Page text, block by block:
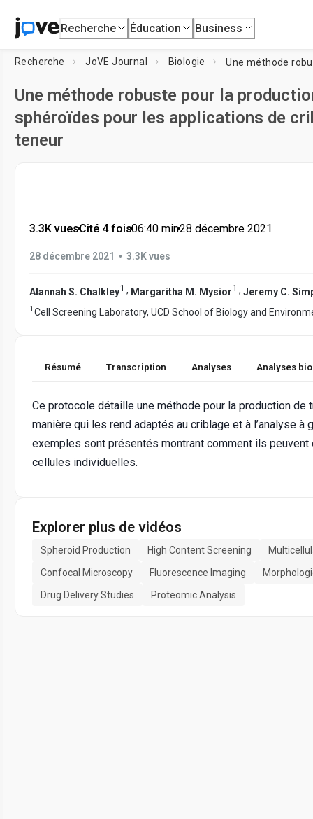
Recherche Éducation Business
Recherche JoVE Journal Biologie
Une méthode robuste pour la
sphéroïdes pour les applications de
teneur
3.3K vues•Cité 4 fois•06:40 min•28 décembre 2021
28 décembre 2021 • 3.3K vues
Alannah S. Chalkley1 , Margaritha M. Mysior1 , Jeremy C.
1 Cell Screening Laboratory, UCD School of Biology and
Résumé Transcription Analyses Analyses
Ce protocole détaille une méthode pour la production
manière qui les rend adaptés au criblage et à l’analyse à
exemples sont présentés montrant comment ils
cellules individuelles.
Explorer plus de vidéos
Spheroid Production High Content Screening
Confocal Microscopy
Fluorescence Imaging
Drug Delivery Studies
Proteomic Analysis